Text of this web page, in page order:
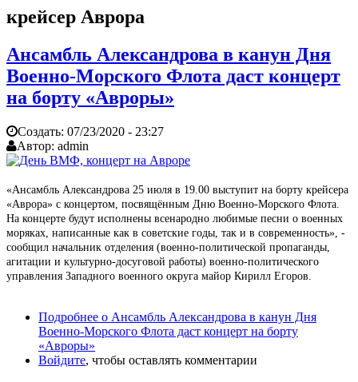
крейсер Аврора
Ансамбль Александрова в канун Дня
Военно-Морского Флота даст концерт
на борту «Авроры»
Создать: 07/23/2020 - 23:27
Автор: admin
«Ансамбль Александрова 25 июля в 19.00 выступит на борту крейсера
«Аврора» с концертом, посвящённым Дню Военно-Морского Флота.
На концерте будут исполнены всенародно любимые песни о военных
моряках, написанные как в советские годы, так и в современность», -
сообщил начальник отделения (военно-политической пропаганды,
агитации и культурно-досуговой работы) военно-политического
управления Западного военного округа майор Кирилл Егоров.
Подробнее о Ансамбль Александрова в канун Дня
Военно-Морского Флота даст концерт на борту
«Авроры»
Войдите, чтобы оставлять комментарии